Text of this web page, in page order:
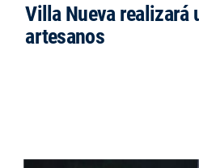
Villa Nueva realizará
artesanos